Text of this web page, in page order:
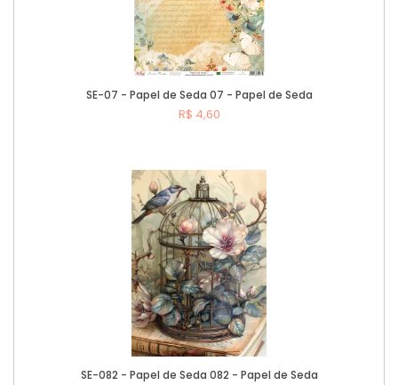
SE-07 - Papel de Seda 07 - Papel de Seda
R$ 4,60
SE-082 - Papel de Seda 082 - Papel de Seda